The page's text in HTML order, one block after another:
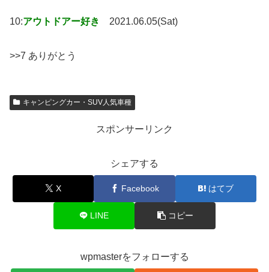
10:アウトドアー好き 2021.06.05(Sat)
>>7 ありがとう
キャンピングカー・SUV人気車種
スポンサーリンク
シェアする
X Facebook はてブ
LINE コピー
wpmasterをフォローする